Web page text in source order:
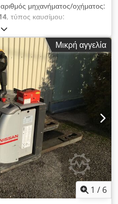
μηχανήματος/οχήματος:
, τύπος καυσίμου:
, 5246169 Dwsdezth Tvepfx
Μικρή αγγελία
1 / 6